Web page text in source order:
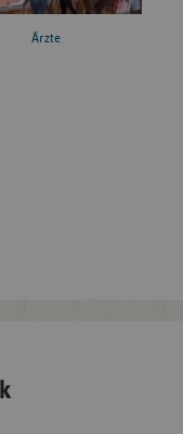
Ärzte